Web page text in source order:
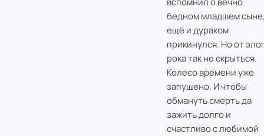
бедном младшем
ещё и дураком
прикинулся. Но от
рока так не скрыться.
Колесо времени уже
запущено. И чтобы
обмануть смерть да
зажить долго и
счастливо с любимой